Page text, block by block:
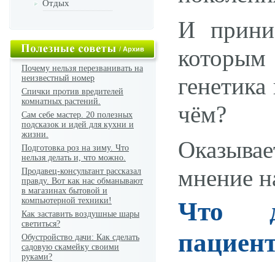
Отдых
/Архив
Почему нельзя перезванивать на
неизвестный номер
Спички против вредителей
комнатных растений.
Сам себе мастер. 20 полезных
подсказок и идей для кухни и
жизни.
Подготовка роз на зиму. Что
нельзя делать и, что можно.
Продавец-консультант рассказал
правду. Вот как нас обманывают
в магазинах бытовой и
компьютерной техники!
Как заставить воздушные шары
светиться?
Обустройство дачи: Как сделать
садовую скамейку своими
руками?
И
чём?
мнение
Что